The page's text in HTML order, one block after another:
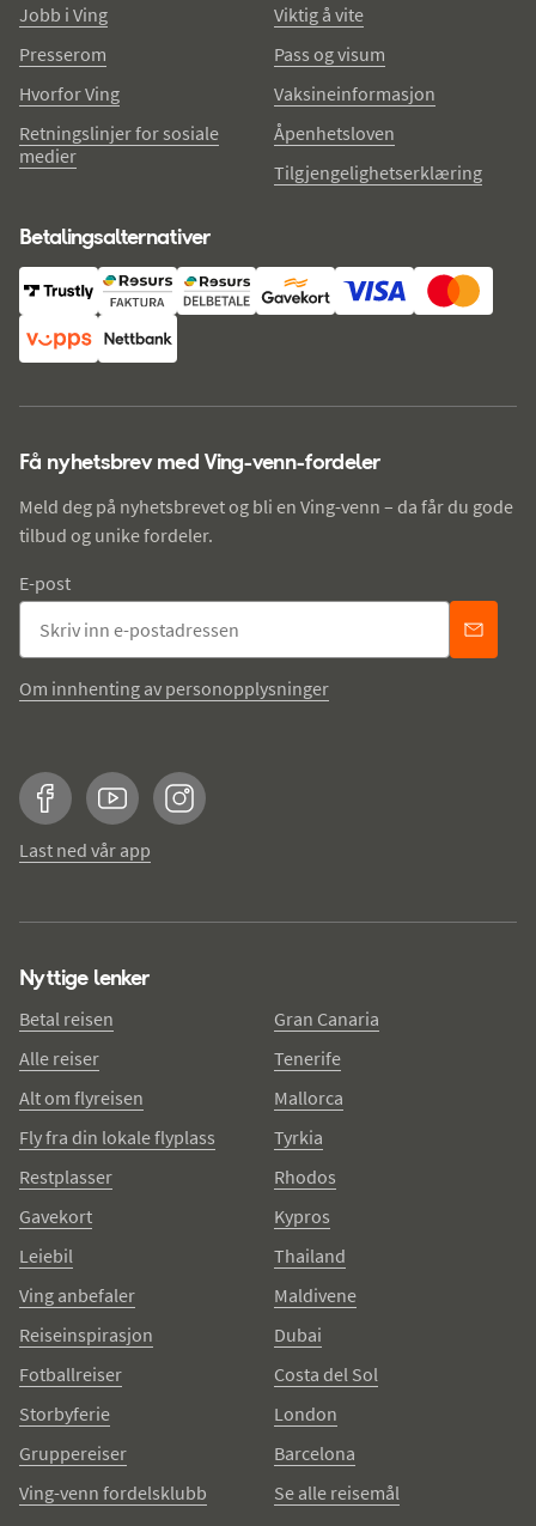
Jobb i Ving
Presserom
Hvorfor Ving
Retningslinjer for sosiale
medier
Viktig å vite
Pass og visum
Vaksineinformasjon
Åpenhetsloven
Tilgjengelighetserklæring
Betalingsalternativer
Få nyhetsbrev med Ving-venn-fordeler
Meld deg på nyhetsbrevet og bli en Ving-venn – da får du gode
tilbud og unike fordeler.
E-post
Om innhenting av personopplysninger
FacebookYouTubeInstagram
Last ned vår app
Nyttige lenker
Betal reisen
Alle reiser
Alt om flyreisen
Fly fra din lokale flyplass
Restplasser
Gavekort
Leiebil
Ving anbefaler
Reiseinspirasjon
Fotballreiser
Storbyferie
Gruppereiser
Ving-venn fordelsklubb
Gran Canaria
Tenerife
Mallorca
Tyrkia
Rhodos
Kypros
Thailand
Maldivene
Dubai
Costa del Sol
London
Barcelona
Se alle reisemål